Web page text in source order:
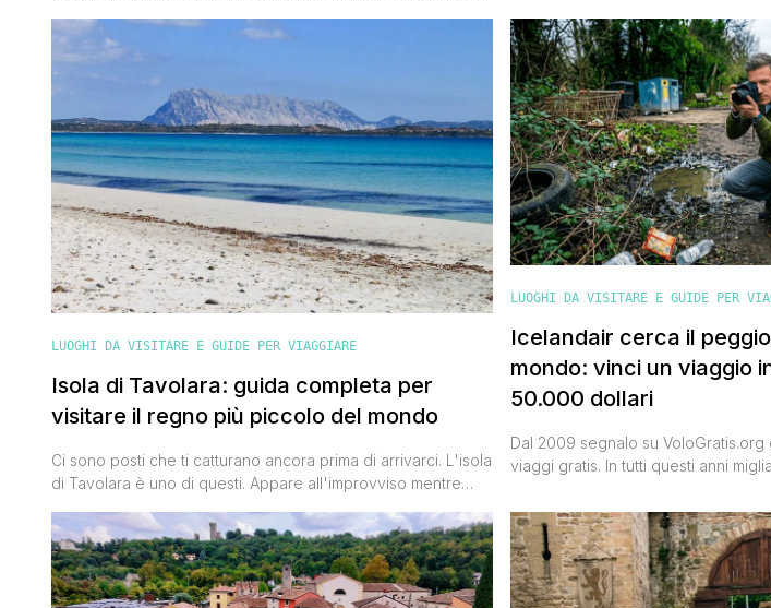
prima?”. L’Oratorio della Santissima Annunziata di Cori è stato
esattamente così. Da fuori sembra una piccola cappella
semplice e silenziosa tra gli uliveti dei Monti Lepini. [']
LUOGHI DA VISITARE E GUIDE PER VIAGGIARE
Isola di Tavolara: guida completa per
visitare il regno più piccolo del mondo
Ci sono posti che ti catturano ancora prima di arrivarci. L'isola
di Tavolara è uno di questi. Appare all'improvviso mentre
San Teodoro e Budoni: un massiccio calcareo imponente
che sembra emergere dal mare come una montagna
sospesa sull'acqua. Impossibile non restarne affascinati. Ma
Tavolara non è solo [']
LUOGHI DA VISITARE E GUIDE PER
Icelandair cerca il
mondo: vinci un viaggio
50.000 dollari
Dal 2009 segnalo su
viaggi gratis. In tutti questi anni
ogni giorno sul sito. Oggi ne arriva
dimenticherai. Icelandair, la
islandese, ha lanciato una
Bad Photographer' e sta cercando